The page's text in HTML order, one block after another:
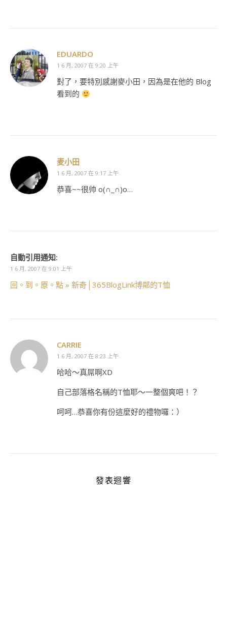
EDUARDO
1 6 月, 2007 在 9:20 上午
對了，要特別感謝麥小田，因為是在他的 Blog
看到的
麦小田
1 6 月, 2007 在 9:17 上午
恭喜~~很帅 o(∩_∩)o…
自動引用通知:
1 6 月, 2007 在 9:01 上午
回。到。原。點 » 新奇│365BlogLink博鄰的T恤
CARRIE
1 6 月, 2007 在 8:23 上午
哈哈～真屌啊XD
自己部落格名稱的T恤耶～一整個爽吧！？
呵呵…恭喜你有份這麼好的禮物囉：）
發表迴響